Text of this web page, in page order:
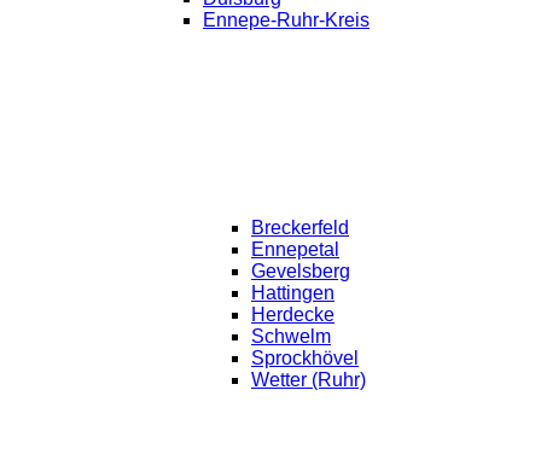
Ennepe-Ruhr-Kreis
Breckerfeld
Ennepetal
Gevelsberg
Hattingen
Herdecke
Schwelm
Sprockhövel
Wetter (Ruhr)